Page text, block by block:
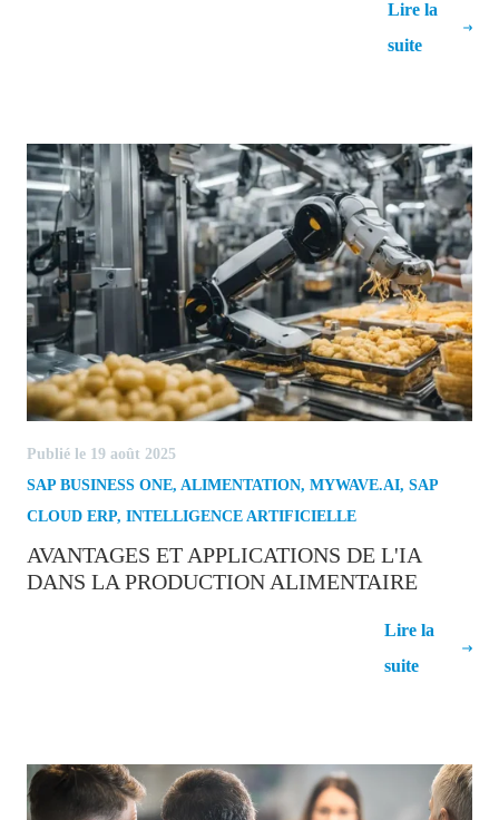
Lire la
suite
Publié le 19 août 2025
SAP BUSINESS ONE, ALIMENTATION, MYWAVE.AI, SAP
CLOUD ERP, INTELLIGENCE ARTIFICIELLE
AVANTAGES ET APPLICATIONS DE L'IA
DANS LA PRODUCTION ALIMENTAIRE
Lire la
suite